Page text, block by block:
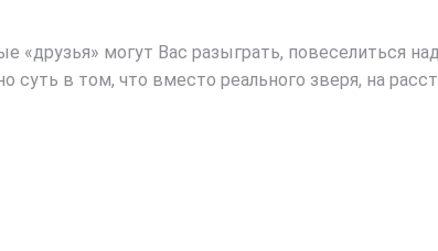
«друзья» могут Вас разыграть, повеселиться
в том, что вместо реального зверя, на